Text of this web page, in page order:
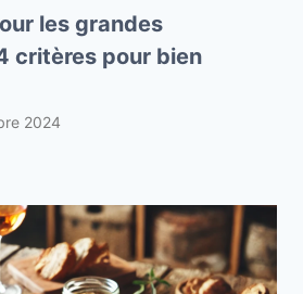
les grandes
critères pour bien
2024